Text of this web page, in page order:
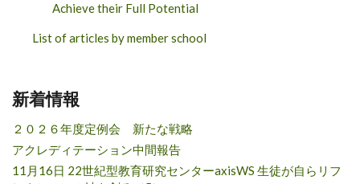
Achieve their Full Potential
List of articles by member school
新着情報
２０２６年度定例会 新たな戦略
アクレディテーション中間報告
11月16日 22世紀型教育研究センターaxisWS 生徒が自らリフ